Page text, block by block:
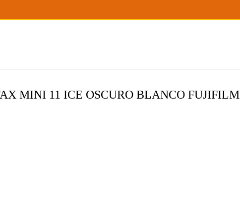
MINI 11 ICE OSCURO BLANCO FUJIFILM